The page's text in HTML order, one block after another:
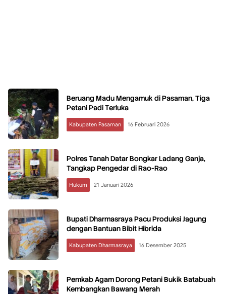
Beruang Madu Mengamuk di Pasaman, Tiga
Petani Padi Terluka
Kabupaten Pasaman 16 Februari 2026
Polres Tanah Datar Bongkar Ladang Ganja,
Tangkap Pengedar di Rao-Rao
Hukum 21 Januari 2026
Bupati Dharmasraya Pacu Produksi Jagung
dengan Bantuan Bibit Hibrida
Kabupaten Dharmasraya 16 Desember 2025
Pemkab Agam Dorong Petani Bukik Batabuah
Kembangkan Bawang Merah